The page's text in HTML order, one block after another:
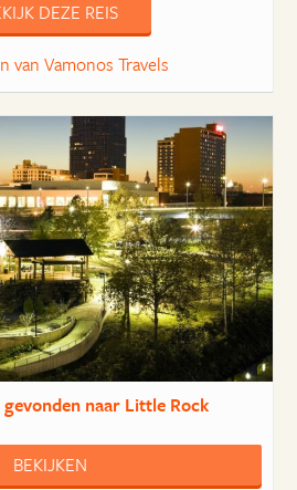
DEZE REIS
van Vamonos Travels
gevonden naar Little Rock
BEKIJKEN